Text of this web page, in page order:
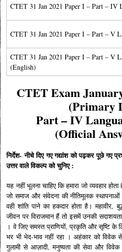
CTET 31 Jan 2021 Paper I – Part – IV
CTET 31 Jan 2021 Paper I – Part – V
CTET 31 Jan 2021 Paper I – Part – V
(English)
CTET Exam
(Primary
Part – IV
(Official
निर्देश- नीचे दिए गए गद्यांश को पढ़कर पूछे
उत्तर वाले विकल्प को चुनिए :
यह नहीं भूलना चाहिए कि हमारा जो व्यवहार
जो समाज और संवेदना की नीतिमूलक स्थापनाओं
वही शांति पाने का हकदार होता है। महावीर,
जीवन पर विराजमान हैं तो इसमें उनकी
। वे जिए समस्त प्राणियों, प्रकृति और सृष्टि के
भर भी भेद-भाव नहीं रहा । अहंकार को विवेक
गुलामी से आज़ादी, मनुष्यता की सेवा और विवेक